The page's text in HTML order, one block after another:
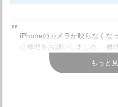
してご利用頂けます。修理後に
ですね。またHPに掲載されて
を含んだ価格です。修理店に時
どは発生しないので安心ですね
iPhoneのカメラが映らなくな
に修理をお願いしました。 修
でお願いしようと思いました
もっと